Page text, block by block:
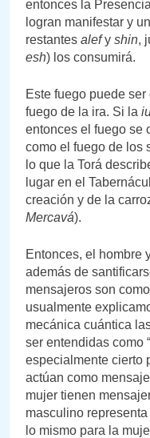
entonces la
logran manifestar y
restantes alefy shin
esh) los consumirá.
Este fuego puede
fuego de la ira. Si la
entonces el fuego se
como el fuego de los
lo que la Torá
lugar en el
creación y de la
Mercavá).
Entonces, el hombre
además de
mensajeros son
usualmente
mecánica cuántica
ser entendidas como
especialmente cierto
actúan como
mujer tienen
masculino
lo mismo para la